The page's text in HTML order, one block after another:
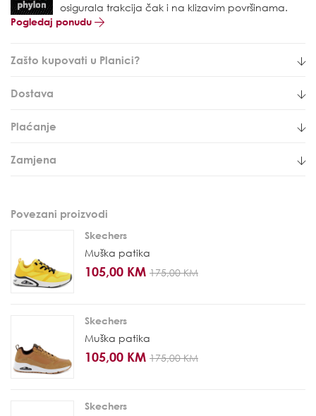
osigurala trakcija čak i na klizavim površinama.
Pogledaj ponudu
Zašto kupovati u Planici?
Dostava
Plaćanje
Zamjena
Povezani proizvodi
Skechers
Muška patika
105,00 KM 175,00 KM
Skechers
Muška patika
105,00 KM 175,00 KM
Skechers